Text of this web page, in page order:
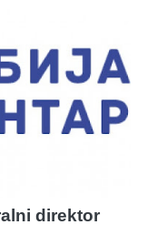
direktor